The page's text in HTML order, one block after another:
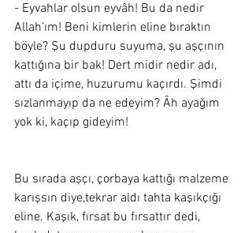
- Eyvahlar olsun eyvâh! Bu da nedir
Allah’ım! Beni kimlerin eline bıraktın
böyle? Şu dupduru suyuma, şu aşçının
kattığına bir bak! Dert midir nedir adı,
attı da içime, huzurumu kaçırdı. Şimdi
sızlanmayıp da ne edeyim? Âh ayağım
yok ki, kaçıp gideyim!
Bu sırada aşçı, çorbaya kattığı malzeme
karışsın diye,tekrar aldı tahta kaşıkçığı
eline. Kaşık, fırsat bu fırsattır dedi,